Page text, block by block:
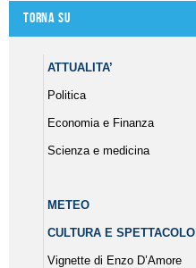
Torna su
ATTUALITA’
Politica
Economia e Finanza
Scienza e medicina
METEO
CULTURA E SPETTACOLO
Vignette di Enzo D’Amore